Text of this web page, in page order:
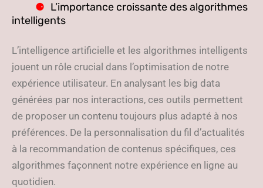
L’importance croissante des algorithmes
intelligents
L’intelligence artificielle et les algorithmes intelligents
jouent un rôle crucial dans l’optimisation de notre
expérience utilisateur. En analysant les big data
générées par nos interactions, ces outils permettent
de proposer un contenu toujours plus adapté à nos
préférences. De la personnalisation du fil d’actualités
à la recommandation de contenus spécifiques, ces
algorithmes façonnent notre expérience en ligne au
quotidien.